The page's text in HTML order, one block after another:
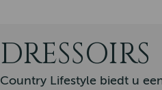
DRESSOIRS
Country Lifestyle biedt u